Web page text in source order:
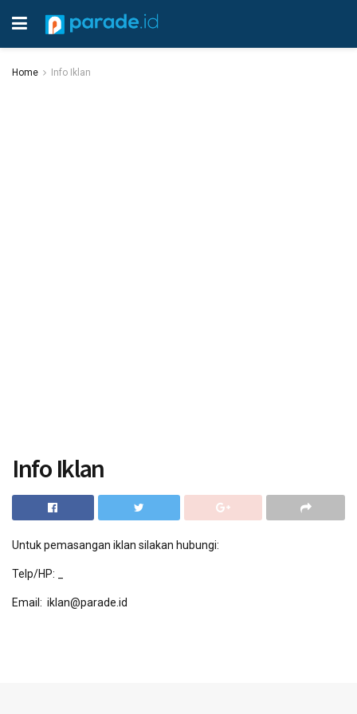
Home Info Iklan
Info Iklan
Untuk pemasangan iklan silakan hubungi:
Telp/HP: _
Email: iklan@parade.id